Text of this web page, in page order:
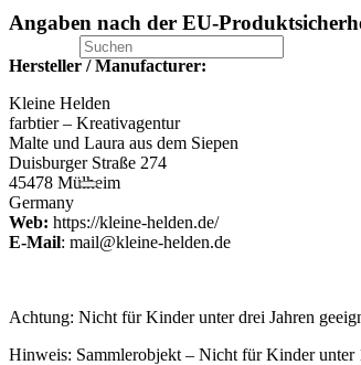
Angaben nach der EU-
Hersteller / Manufacturer:
Kleine Helden
farbtier – Kreativagentur
Malte und Laura aus dem Siepen
Duisburger Straße 274
45478 Mülheim
Germany
Web: https://kleine-helden.de/
E-Mail: mail@kleine-helden.de
Achtung: Nicht für Kinder unter drei Jahren
Hinweis: Sammlerobjekt – Nicht für Kinder unter